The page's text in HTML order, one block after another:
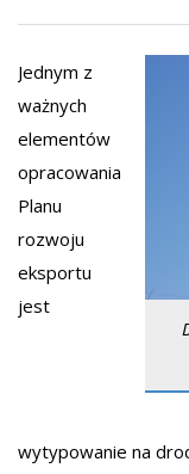
Jednym z
ważnych
elementów
opracowania
Planu
rozwoju
eksportu
jest
wytypowanie na